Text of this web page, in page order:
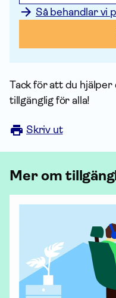
Så behandlar vi
Tack för att du
tillgänglig för alla!
Skriv ut
Mer om